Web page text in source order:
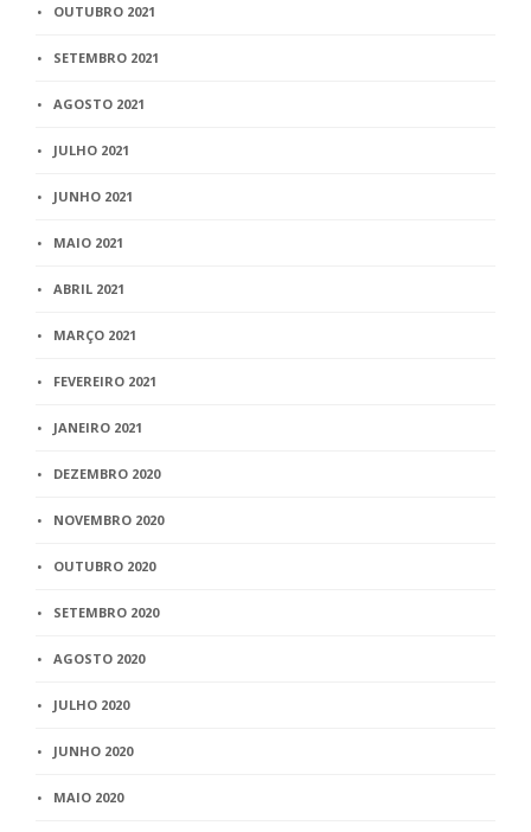
OUTUBRO 2021
SETEMBRO 2021
AGOSTO 2021
JULHO 2021
JUNHO 2021
MAIO 2021
ABRIL 2021
MARÇO 2021
FEVEREIRO 2021
JANEIRO 2021
DEZEMBRO 2020
NOVEMBRO 2020
OUTUBRO 2020
SETEMBRO 2020
AGOSTO 2020
JULHO 2020
JUNHO 2020
MAIO 2020